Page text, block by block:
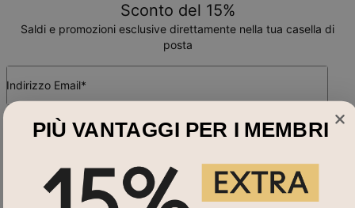
Sconto del 15%
Saldi e promozioni esclusive direttamente nella tua casella di
posta
Indirizzo Email*
Acquista Per
Collane Con Nome
Hai bisogno di aiuto?
PIÙ VANTAGGI PER I MEMBRI